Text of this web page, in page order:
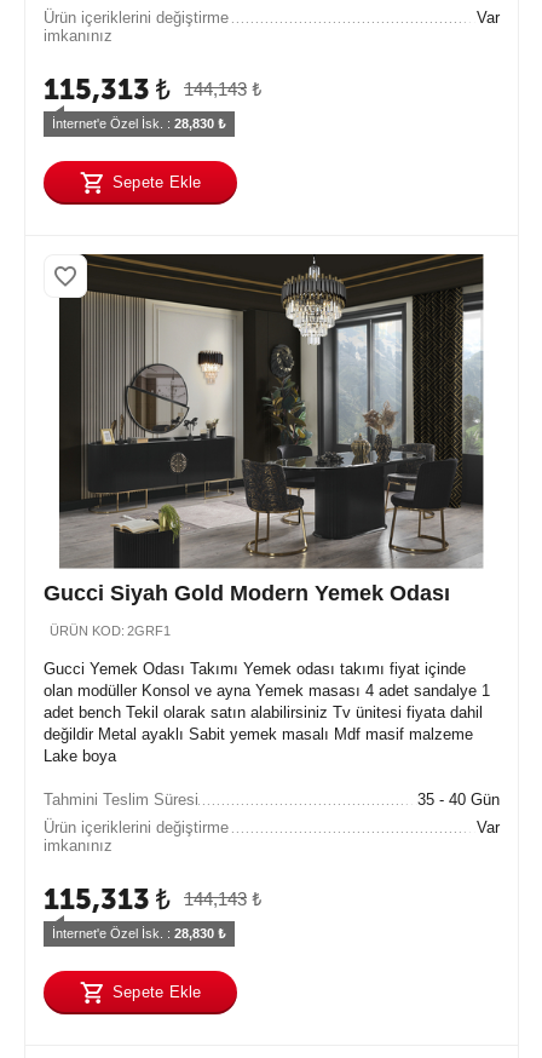
Ürün içeriklerini değiştirme
imkanınız
Var
144,143 ₺
115,313 ₺
İnternet'e Özel İsk. : 28,830 ₺
Sepete Ekle
Gucci Siyah Gold Modern Yemek Odası
ÜRÜN KOD: 2GRF1
Gucci Yemek Odası Takımı Yemek odası takımı fiyat içinde
olan modüller Konsol ve ayna Yemek masası 4 adet sandalye 1
adet bench Tekil olarak satın alabilirsiniz Tv ünitesi fiyata dahil
değildir Metal ayaklı Sabit yemek masalı Mdf masif malzeme
Lake boya
Tahmini Teslim Süresi
35 - 40 Gün
Ürün içeriklerini değiştirme
imkanınız
Var
144,143 ₺
115,313 ₺
İnternet'e Özel İsk. : 28,830 ₺
Sepete Ekle